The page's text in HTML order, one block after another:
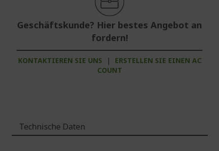
Geschäftskunde? Hier bestes Angebot an
fordern!
KONTAKTIEREN SIE UNS |
ERSTELLEN SIE EINEN AC
COUNT
Technische Daten